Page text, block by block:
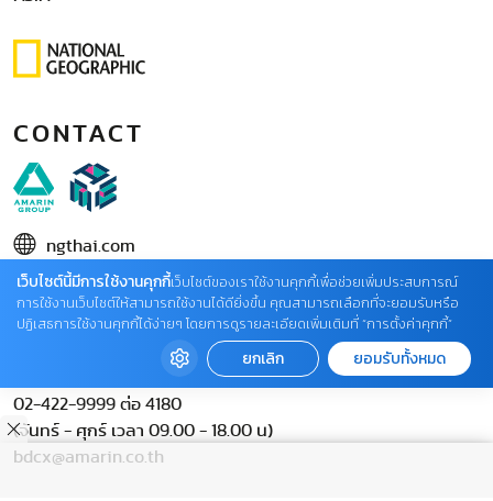
CONTACT
ngthai.com
บริษัท เอเอ็มอี อิมเมจิเนทีฟ จำกัด
ในเครือ บริษัท อมรินทร์ คอร์เปอเรชั่นส์ จำกัด (มหาชน)
02 422 9999 ต่อ 4220
ติดต่อแจ้งปัญหาหรือร้องเรียน
02-422-9999 ต่อ 4180
(จันทร์ - ศุกร์ เวลา 09.00 - 18.00 น)
bdcx@amarin.co.th
เว็บไซต์นี้มีการใช้งานคุกกี้เว็บไซต์ของเราใช้งานคุกกี้เพื่อช่วยเพิ่มประสบการณ์
การใช้งานเว็บไซต์ให้สามารถใช้งานได้ดียิ่งขึ้น คุณสามารถเลือกที่จะยอมรับหรือ
ปฏิเสธการใช้งานคุกกี้ได้ง่ายๆ โดยการดูรายละเอียดเพิ่มเติมที่ “การตั้งค่าคุกกี้”
ยกเลิก ยอมรับทั้งหมด